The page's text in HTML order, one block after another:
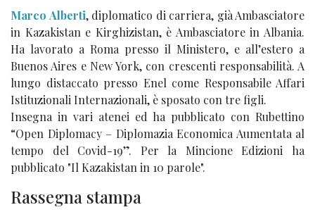
Marco Alberti, diplomatico di carriera, già Ambasciatore
in Kazakistan e Kirghizistan, è Ambasciatore in Albania.
Ha lavorato a Roma presso il Ministero, e all’estero a
Buenos Aires e New York, con crescenti responsabilità. A
lungo distaccato presso Enel come Responsabile Affari
Istituzionali Internazionali, è sposato con tre figli.
Insegna in vari atenei ed ha pubblicato con Rubettino
“Open Diplomacy – Diplomazia Economica Aumentata al
tempo del Covid-19”. Per la Mincione Edizioni ha
pubblicato "Il Kazakistan in 10 parole".
Rassegna stampa